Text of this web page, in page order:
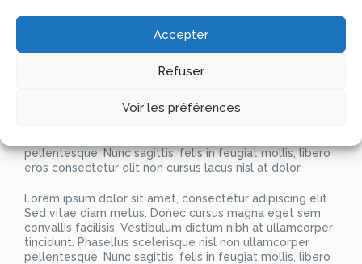
Accepter
Refuser
Voir les préférences
convallis facilisis. Vestibulum dictum nibh at ullamcorper
tincidunt. Phasellus scelerisque nisl non ullamcorper
pellentesque. Nunc sagittis, felis in feugiat mollis, libero
vitae diam metus. Donec cursus magna eget sem
pellentesque. Nunc sagittis, felis in feugiat mollis, libero
eros consectetur elit non cursus lacus nisl at dolor.
Lorem ipsum dolor sit amet, consectetur adipiscing elit.
Sed vitae diam metus. Donec cursus magna eget sem
convallis facilisis. Vestibulum dictum nibh at ullamcorper
tincidunt. Phasellus scelerisque nisl non ullamcorper
pellentesque. Nunc sagittis, felis in feugiat mollis, libero